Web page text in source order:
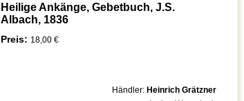
Heilige Ankänge, Gebetbuch, J.S.
Albach, 1836
Preis: 18,00 €
Händler: Heinrich Grätzner